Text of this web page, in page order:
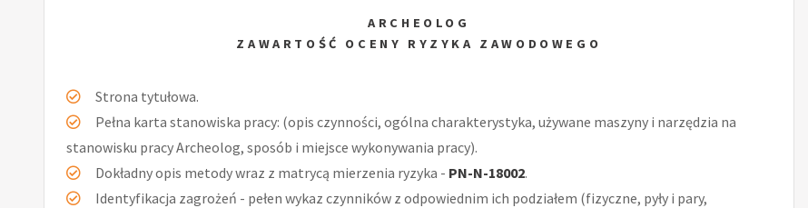
ARCHEOLOG
ZAWARTOŚĆ OCENY RYZYKA ZAWODOWEGO
Strona tytułowa.
Pełna karta stanowiska pracy: (opis czynności, ogólna charakterystyka, używane maszyny i narzędzia na
stanowisku pracy Archeolog, sposób i miejsce wykonywania pracy).
Dokładny opis metody wraz z matrycą mierzenia ryzyka - PN-N-18002.
Identyfikacja zagrożeń - pełen wykaz czynników z odpowiednim ich podziałem (fizyczne, pyły i pary,